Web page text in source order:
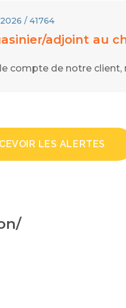
/ 41764
adjoint au
compte de notre client,
LES ALERTES